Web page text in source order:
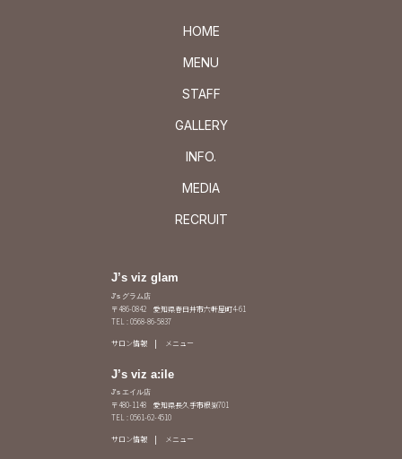
HOME
MENU
STAFF
GALLERY
INFO.
MEDIA
RECRUIT
J’s viz glam
J's グラム店
〒486-0842 愛知県春日井市六軒屋町4-61
TEL : 0568-86-5837
サロン情報 メニュー
J’s viz a:ile
J's エイル店
〒480-1148 愛知県長久手市根嶽701
TEL : 0561-62-4510
サロン情報 メニュー